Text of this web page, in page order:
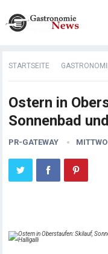
STARTSEITE
Ostern in
Sonnenbad
PR-GATEWAY